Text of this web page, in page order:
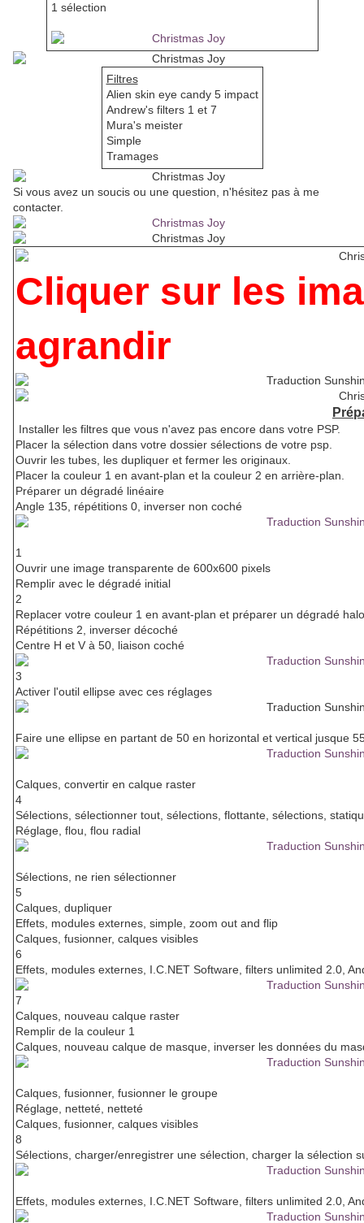
1 sélection
Filtres
Alien skin eye candy 5 impact
Andrew's filters 1 et 7
Mura's meister
Simple
Tramages
Si vous avez un soucis ou une question, n'hésitez pas à me
contacter.
Cliquer sur les
agrandir
Installer les filtres que vous n'avez pas encore dans votre PSP.
Placer la sélection dans votre dossier sélections de votre psp.
Ouvrir les tubes, les dupliquer et fermer les originaux.
Placer la couleur 1 en avant-plan et la couleur 2 en arrière-plan.
Préparer un dégradé linéaire
Angle 135, répétitions 0, inverser non coché
1
Ouvrir une image transparente de 600x600 pixels
Remplir avec le dégradé initial
2
Replacer votre couleur 1 en avant-plan et préparer un dégradé
Répétitions 2, inverser décoché
Centre H et V à 50, liaison coché
3
Activer l'outil ellipse avec ces réglages
Faire une ellipse en partant de 50 en horizontal et vertical jusque
Calques, convertir en calque raster
4
Sélections, sélectionner tout, sélections, flottante, sélections,
Réglage, flou, flou radial
Sélections, ne rien sélectionner
5
Calques, dupliquer
Effets, modules externes, simple, zoom out and flip
Calques, fusionner, calques visibles
6
Effets, modules externes, I.C.NET Software, filters unlimited 2.0,
7
Calques, nouveau calque raster
Remplir de la couleur 1
Calques, nouveau calque de masque, inverser les données du
Calques, fusionner, fusionner le groupe
Réglage, netteté, netteté
Calques, fusionner, calques visibles
8
Sélections, charger/enregistrer une sélection, charger la sélection
Effets, modules externes, I.C.NET Software, filters unlimited 2.0,